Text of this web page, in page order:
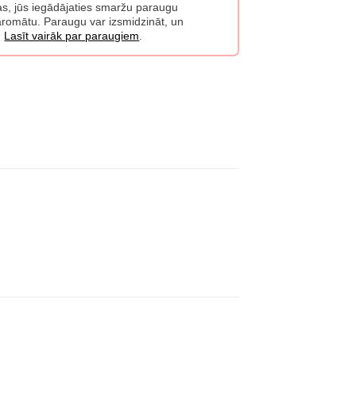
jūs iegādājaties smaržu paraugu
Paraugu var izsmidzināt, un
Lasīt vairāk par paraugiem.